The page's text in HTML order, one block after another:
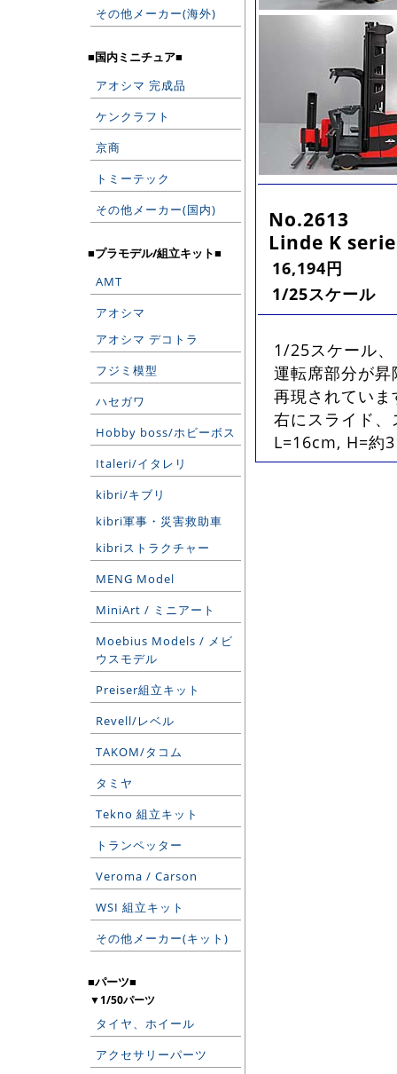
その他メーカー(海外)
■国内ミニチュア■
アオシマ 完成品
ケンクラフト
京商
トミーテック
その他メーカー(国内)
■プラモデル/組立キット■
AMT
アオシマ
アオシマ デコトラ
フジミ模型
ハセガワ
Hobby boss/ホビーボス
Italeri/イタレリ
kibri/キブリ
kibri軍事・災害救助車
kibriストラクチャー
MENG Model
MiniArt / ミニアート
Moebius Models / メビ
ウスモデル
Preiser組立キット
Revell/レベル
TAKOM/タコム
タミヤ
Tekno 組立キット
トランペッター
Veroma / Carson
WSI 組立キット
その他メーカー(キット)
■パーツ■
▼1/50パーツ
タイヤ、ホイール
アクセサリーパーツ
No.2613
Linde K
16,194円
1/25スケール
1/25スケール
運転席部分が
再現されてい
右にスライド
L=16cm, H=約